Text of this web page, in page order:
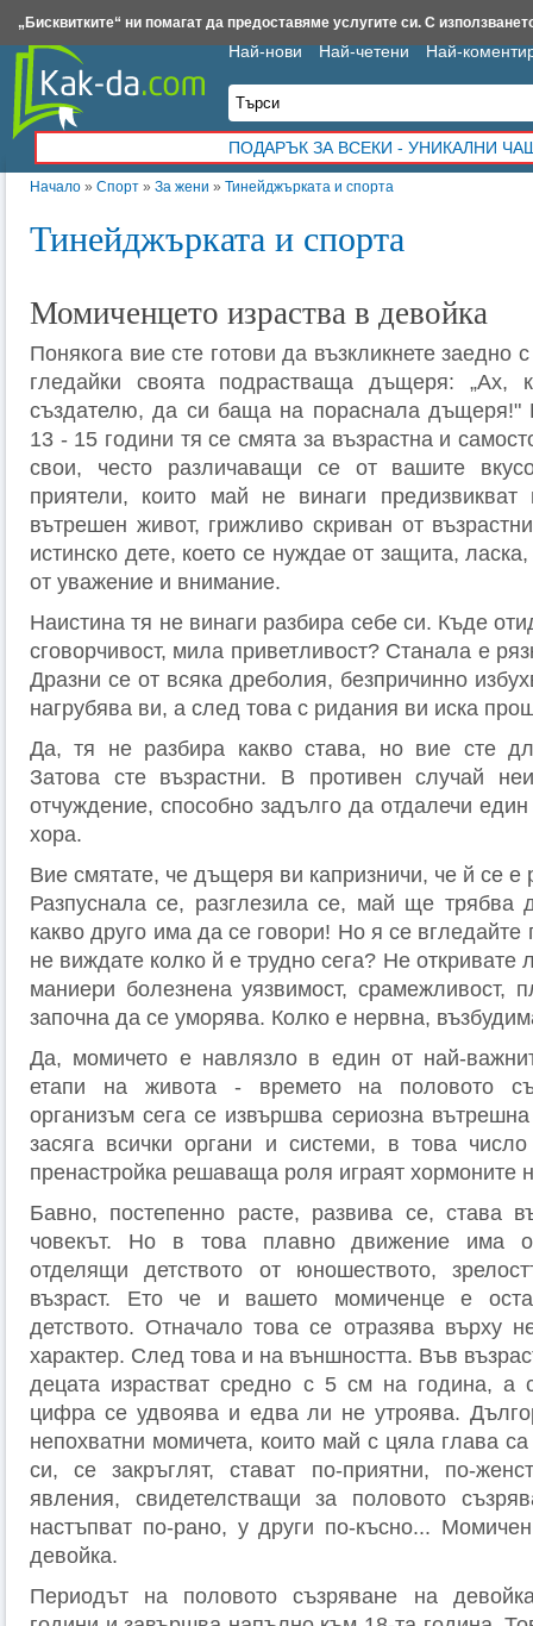
Начало » Спорт » За жени » Тинейджърката и спорта
Тинейджърката и спорта
Момиченцето израства в девойка
Понякога вие сте готови да възкликнете заедно
гледайки своята подрастваща дъщеря: „Ах,
създателю, да си баща на пораснала дъщеря!"
13 - 15 години тя се смята за възрастна и
свои, често различаващи се от вашите
приятели, които май не винаги предизвикват
вътрешен живот, грижливо скриван от
истинско дете, което се нуждае от защита,
от уважение и внимание.
Наистина тя не винаги разбира себе си. Къде
сговорчивост, мила приветливост? Станала е
Дразни се от всяка дреболия, безпричинно
нагрубява ви, а след това с ридания ви иска
Да, тя не разбира какво става, но вие сте
Затова сте възрастни. В противен случай
отчуждение, способно задълго да отдалечи
хора.
Вие смятате, че дъщеря ви капризничи, че й се е
Разпуснала се, разглезила се, май ще трябва
какво друго има да се говори! Но я се
не виждате колко й е трудно сега? Не откривате
маниери болезнена уязвимост, срамежливост,
започна да се уморява. Колко е нервна,
Да, момичето е навлязло в един от най-
етапи на живота - времето на половото
организъм сега се извършва сериозна вътрешна
засяга всички органи и системи, в това
пренастройка решаваща роля играят хормони­те
Бавно, постепенно расте, развива се, става
човекът. Но в това плавно движение има
отделящи детството от юношеството,
възраст. Ето че и вашето момиченце е
детството. Отначало това се отразява върху
характер. След това и на външността. Във
децата израстват средно с 5 см на година, а
цифра се удвоява и едва ли не утроява.
непохватни момичета, които май с цяла глава
си, се закръглят, стават по-прият­ни, по-
явления, свидетелстващи за половото
настъпват по-рано, у други по-късно...
девойка.
Периодът на половото съзряване на
Най-нови Най-четени Най-
ПОДАРЪК ЗА ВСЕКИ - УНИКАЛНИ
Insert.bg Framar.bg Kak-da.com Iztochnik.com BauBau.bg NewAge.bg
„Бисквитките“ ни помагат да предоставяме услугите си. С